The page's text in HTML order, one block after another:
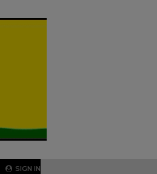
SIGN IN